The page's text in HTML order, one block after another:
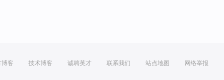
博客 技术博客 诚聘英才 联系我们 站点地图 网络举报